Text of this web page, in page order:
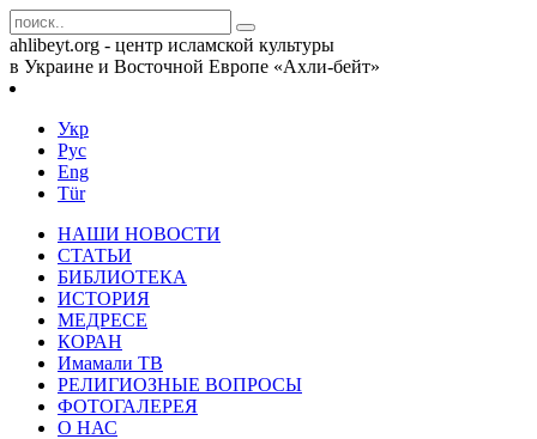
ahlibeyt.org - центр исламской культуры
в Украине и Восточной Европе «Ахли-бейт»
Укр
Рус
Eng
Tür
НАШИ НОВОСТИ
СТАТЬИ
БИБЛИОТЕКА
ИСТОРИЯ
МЕДРЕСЕ
КОРАН
Имамали ТВ
РЕЛИГИОЗНЫЕ ВОПРОСЫ
ФОТОГАЛЕРЕЯ
О НАС